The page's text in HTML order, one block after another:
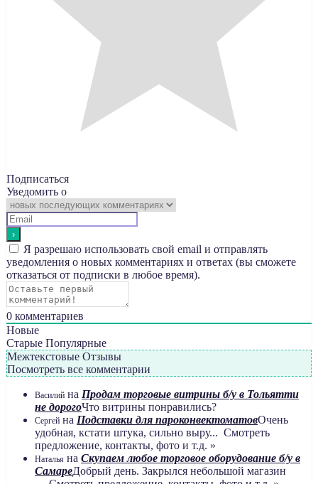
Подписаться
Уведомить о
Я разрешаю использовать свой email и отправлять
уведомления о новых комментариях и ответах (вы cможете
отказаться от подписки в любое время).
0 комментариев
Новые
Старые Популярные
Межтекстовые Отзывы
Посмотреть все комментарии
Василий на Продам торговые витрины б/у в Тольятти
не дорогоЧто витрины понравились?
Сергей на Подставки для пароконвектоматовОчень
удобная, кстати штука, сильно выру... Смотреть
предложение, контакты, фото и т.д. »
Наталья на Скупаем любое торговое оборудование б/у в
СамареДобрый день. Закрылся небольшой магазин